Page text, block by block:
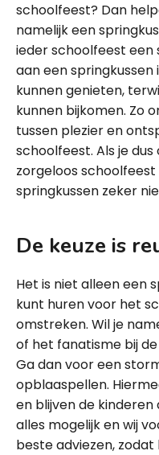
schoolfeest? Dan
namelijk een
ieder schoolfeest een
aan een
kunnen genieten,
kunnen bijkomen. Zo
tussen plezier en
schoolfeest. Als je
zorgeloos
springkussen zeker
De keuze is
Het is niet alleen een
kunt huren voor het
omstreken. Wil je
of het fanatisme bij
Ga dan voor een
opblaaspellen.
en blijven de kinderen
alles mogelijk en wij
beste adviezen,